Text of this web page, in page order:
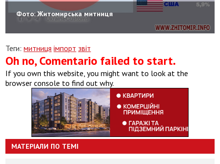
Фото: Житомирська митниця
Теги:митниця імпорт звіт
Oh no, Comentario failed to start.
If you own this website, you might want to look at the
browser console to find out why.
МАТЕРІАЛИ ПО ТЕМІ